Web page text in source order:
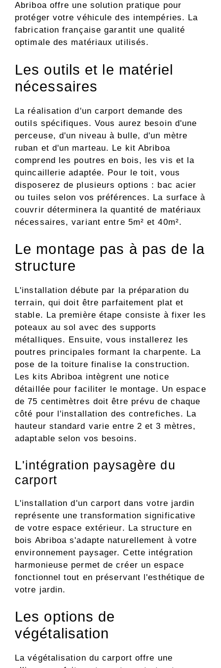
Abriboa offre une solution pratique pour
protéger votre véhicule des intempéries. La
fabrication française garantit une qualité
optimale des matériaux utilisés.
Les outils et le matériel
nécessaires
La réalisation d'un carport demande des
outils spécifiques. Vous aurez besoin d'une
perceuse, d'un niveau à bulle, d'un mètre
ruban et d'un marteau. Le kit Abriboa
comprend les poutres en bois, les vis et la
quincaillerie adaptée. Pour le toit, vous
disposerez de plusieurs options : bac acier
ou tuiles selon vos préférences. La surface à
couvrir déterminera la quantité de matériaux
nécessaires, variant entre 5m² et 40m².
Le montage pas à pas de la
structure
L'installation débute par la préparation du
terrain, qui doit être parfaitement plat et
stable. La première étape consiste à fixer les
poteaux au sol avec des supports
métalliques. Ensuite, vous installerez les
poutres principales formant la charpente. La
pose de la toiture finalise la construction.
Les kits Abriboa intègrent une notice
détaillée pour faciliter le montage. Un espace
de 75 centimètres doit être prévu de chaque
côté pour l'installation des contrefiches. La
hauteur standard varie entre 2 et 3 mètres,
adaptable selon vos besoins.
L'intégration paysagère du
carport
L'installation d'un carport dans votre jardin
représente une transformation significative
de votre espace extérieur. La structure en
bois Abriboa s'adapte naturellement à votre
environnement paysager. Cette intégration
harmonieuse permet de créer un espace
fonctionnel tout en préservant l'esthétique de
votre jardin.
Les options de
végétalisation
La végétalisation du carport offre une